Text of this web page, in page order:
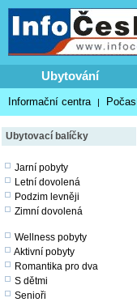
Ubytování
Informační centra |
Ubytovací balíčky
Jarní pobyty
Letní dovolená
Podzim levněji
Zimní dovolená
Wellness pobyty
Aktivní pobyty
Romantika pro dva
S dětmi
Senioři